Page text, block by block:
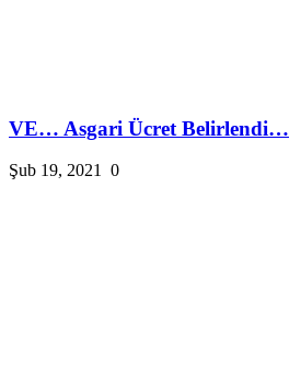
VE… Asgari Ücret Belirlendi…
Şub 19, 2021 0